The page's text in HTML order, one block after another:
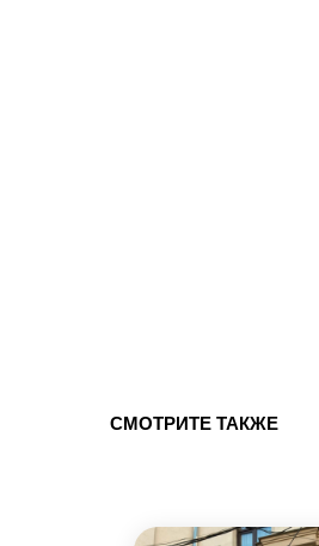
СМОТРИТЕ ТАКЖЕ